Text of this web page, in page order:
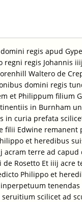
regis apud
regis Johannis
Waltero de
domini regis
et Philippum filium
in Burnham
in curia prefata
filii Edwine remanent
et heredibus
terre ad capud
Rosetto Et iiij acre
Philippo et
scilicet ad